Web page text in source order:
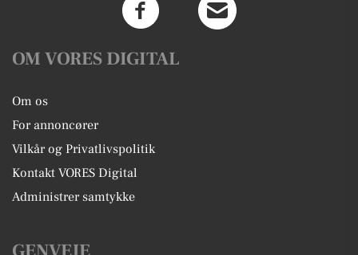
OM VORES DIGITAL
Om os
For annoncører
Vilkår og Privatlivspolitik
Kontakt VORES Digital
Administrer samtykke